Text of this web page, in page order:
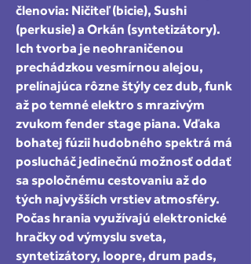
členovia: Ničiteľ (bicie), Sushi
(perkusie) a Orkán (syntetizátory).
Ich tvorba je neohraničenou
prechádzkou vesmírnou alejou,
prelínajúca rôzne štýly cez dub, funk
až po temné elektro s mrazivým
zvukom fender stage piana. Vďaka
bohatej fúzii hudobného spektrá má
poslucháč jedinečnú možnosť oddať
sa spoločnému cestovaniu až do
tých najvyšších vrstiev atmosféry.
Počas hrania využívajú elektronické
hračky od výmyslu sveta,
syntetizátory, loopre, drum pads,